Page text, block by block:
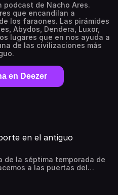
podcast de Nacho Ares.
que encandilan a
los faraones. Las pirámides
Abydos, Dendera, Luxor,
lugares que en nos ayuda a
de las civilizaciones más
en Deezer
en el antiguo
de la séptima temporada de
a las puertas del
deportes. Desde las
textos en donde se nos